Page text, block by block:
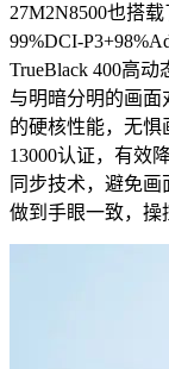
27M2N8500也搭
99%DCI-
TrueBlack 400高
与明暗分明的画面
的硬核性能，无惧
13000认证，有效
同步技术，避免
做到手眼一致，操